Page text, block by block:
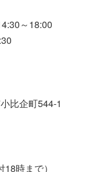
～18:00
比企町544-1
時まで）